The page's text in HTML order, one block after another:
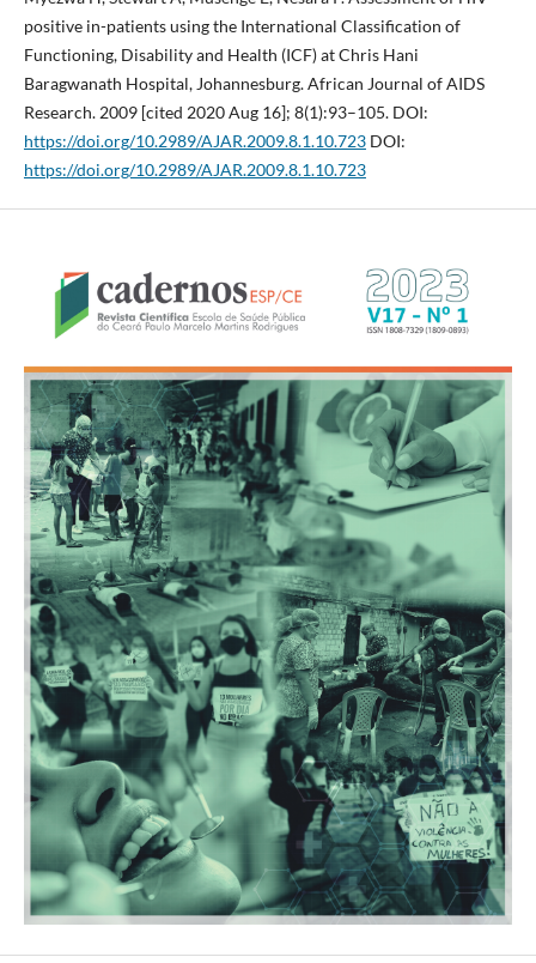
positive in-patients using the International Classification of
Functioning, Disability and Health (ICF) at Chris Hani
Baragwanath Hospital, Johannesburg. African Journal of AIDS
Research. 2009 [cited 2020 Aug 16]; 8(1):93–105. DOI:
https://doi.org/10.2989/AJAR.2009.8.1.10.723DOI:
https://doi.org/10.2989/AJAR.2009.8.1.10.723